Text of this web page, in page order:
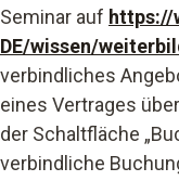
Seminar auf
DE/wissen/
verbindliches
eines Vertrages
der Schaltfläche
verbindliche